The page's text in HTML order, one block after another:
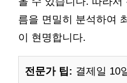
름을 면밀히 분석하여
이 현명합니다.
전문가 팁: 결제일 10